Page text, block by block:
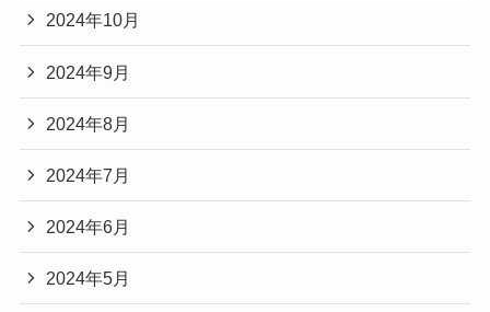
2024年10月
2024年9月
2024年8月
2024年7月
2024年6月
2024年5月